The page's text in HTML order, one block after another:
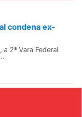
condena ex-
2ª Vara Federal